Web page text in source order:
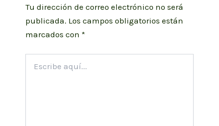
Tu dirección de correo electrónico no será
publicada. Los campos obligatorios están
marcados con *
aquí...